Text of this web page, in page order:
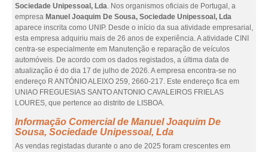
Sociedade Unipessoal, Lda. Nos organismos oficiais de Portugal, a
empresa Manuel Joaquim De Sousa, Sociedade Unipessoal, Lda
aparece inscrita como UNIP. Desde o início da sua atividade empresarial,
esta empresa adquiriu mais de 26 anos de experiência. A atividade CINI
centra-se especialmente em Manutenção e reparação de veículos
automóveis. De acordo com os dados registados, a última data de
atualização é do dia 17 de julho de 2026. A empresa encontra-se no
endereço R ANTÓNIO ALEIXO 259, 2660-217. Este endereço fica em
UNIAO FREGUESIAS SANTO ANTONIO CAVALEIROS FRIELAS
LOURES, que pertence ao distrito de LISBOA.
Informação Comercial de Manuel Joaquim De
Sousa, Sociedade Unipessoal, Lda
As vendas registadas durante o ano de 2025 foram crescentes em